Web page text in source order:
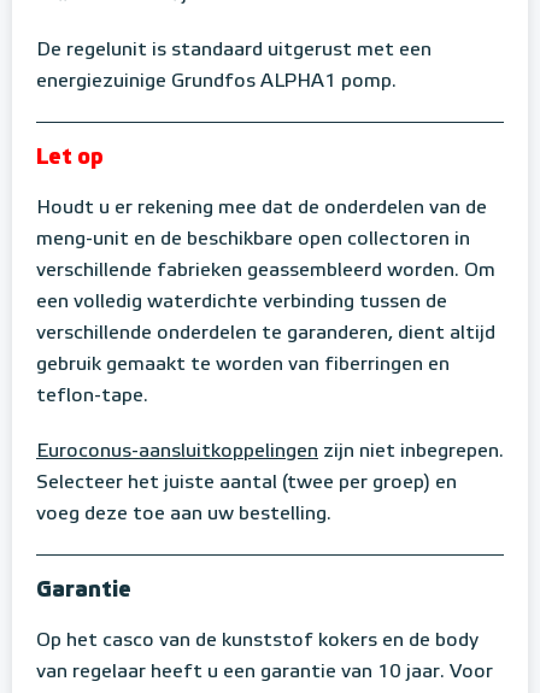
De regelunit is standaard uitgerust met een
energiezuinige Grundfos ALPHA1 pomp.
Let op
Houdt u er rekening mee dat de onderdelen van de
meng-unit en de beschikbare open collectoren in
verschillende fabrieken geassembleerd worden. Om
een volledig waterdichte verbinding tussen de
verschillende onderdelen te garanderen, dient altijd
gebruik gemaakt te worden van fiberringen en
teflon-tape.
Euroconus-aansluitkoppelingen zijn niet inbegrepen.
Selecteer het juiste aantal (twee per groep) en
voeg deze toe aan uw bestelling.
Garantie
Op het casco van de kunststof kokers en de body
van regelaar heeft u een garantie van 10 jaar. Voor